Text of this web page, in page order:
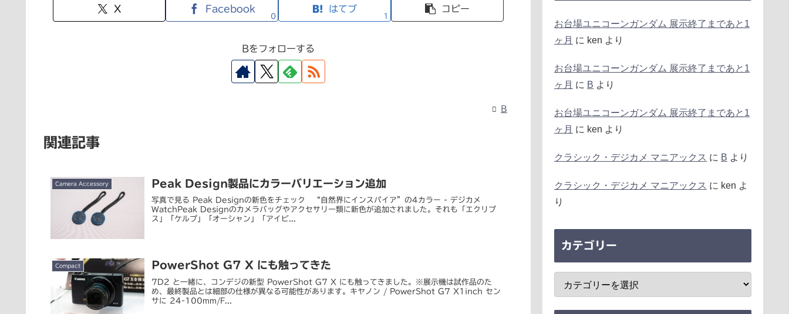
X Facebook
0
はてブ
1
コピー
Bをフォローする
B
関連記事
Camera Accessory Peak Design製品にカラーバリエーション追加
写真で見る Peak Designの新色をチェック “自然界にインスパイア”の4カラー - デジカメ
WatchPeak Designのカメラバッグやアクセサリー類に新色が追加されました。それも「エクリプ
ス」「ケルプ」「オーシャン」「アイビ...
Compact PowerShot G7 X にも触ってきた
7D2 と一緒に、コンデジの新型 PowerShot G7 X にも触ってきました。※展示機は試作品のた
め、最終製品とは細部の仕様が異なる可能性があります。キヤノン / PowerShot G7 X1inch セン
サに 24-100mm/F...
お台場ユニコーンガンダム 展示終了まであと1
ヶ月 に ken より
お台場ユニコーンガンダム 展示終了まであと1
ヶ月 に B より
お台場ユニコーンガンダム 展示終了まであと1
ヶ月 に ken より
クラシック・デジカメ マニアックス に B より
クラシック・デジカメ マニアックス に ken よ
り
カテゴリー